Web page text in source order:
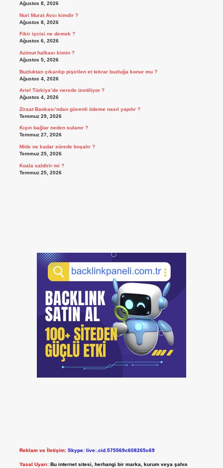
Ağustos 8, 2026
Nuri Murat Avcı kimdir ?
Ağustos 8, 2026
Fikir işcisi ne demek ?
Ağustos 6, 2026
Azimut halkası kimin ?
Ağustos 5, 2026
Buzluktan çıkarılıp pişirilen et tekrar buzluğa konur mu ?
Ağustos 4, 2026
Ariel Türkiye’de nerede üretiliyor ?
Ağustos 4, 2026
Ziraat Bankası’ndan güvenli ödeme nasıl yapılır ?
Temmuz 29, 2026
Kışın bağlar neden sulanır ?
Temmuz 27, 2026
Mide ne kadar sürede boşalır ?
Temmuz 25, 2026
Koala saldirir mi ?
Temmuz 25, 2026
Reklam ve İletişim: Skype: live:.cid.575569c608265c69
Yasal Uyarı: Bu internet sitesi, herhangi bir marka, kurum veya şahıs